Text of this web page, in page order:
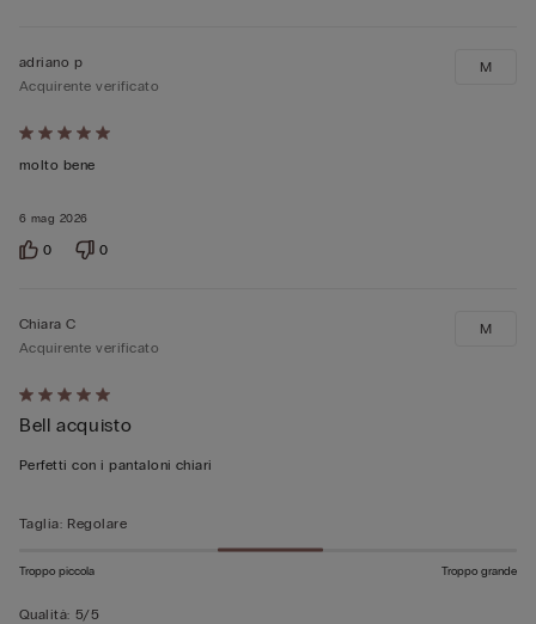
Valutato
5
5
6 mag 2026
adriano p
Acquirente verificato
molto bene
M
0 0
Valutato
5
su
Chiara C
Acquirente verificato
Bell acquisto
Perfetti con i pantaloni chiari
M
Taglia: Regolare
Troppo piccola Troppo grande
Qualità: 5/5